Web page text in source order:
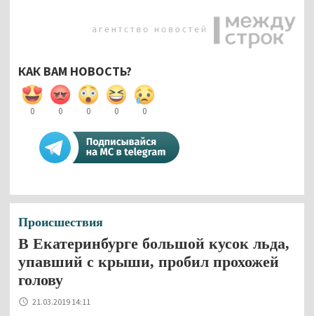
КАК ВАМ НОВОСТЬ?
0 0 0 0 0
Происшествия
В Екатеринбурге большой кусок льда,
упавший с крыши, пробил прохожей
голову
21.03.2019 14:11